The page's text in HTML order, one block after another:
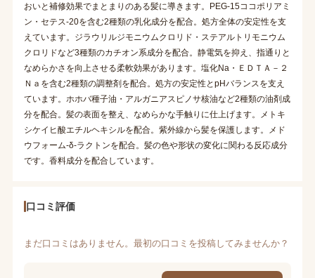
おいと補修効果でまとまりのある髪に導きます。PEG-15ココポリアミ
ン・セテス-20を含む2種類の乳化成分を配合。処方全体の安定性を支
えています。ジラウリルジモニウムクロリド・ステアルトリモニウム
クロリドなど3種類のカチオン系成分を配合。静電気を抑え、指通りと
なめらかさを向上させる柔軟効果があります。塩化Na・ＥＤＴＡ－２
Ｎａを含む2種類の調整剤を配合。処方の安定性とpHバランスを支え
ています。ホホバ種子油・アルガニアスピノサ核油など2種類の油剤成
分を配合。髪の表面を整え、なめらかな手触りに仕上げます。メトキ
シケイヒ酸エチルヘキシルを配合。紫外線から髪を保護します。メド
ウフォーム-δ-ラクトンを配合。髪の色や形状の変化に関わる反応成分
です。香料成分を配合しています。
口コミ評価
まだ口コミはありません。最初の口コミを投稿してみませんか？